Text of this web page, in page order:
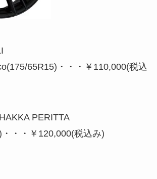
65R15)・・・￥110,000(税込
PERITTA
・・￥120,000(税込み)